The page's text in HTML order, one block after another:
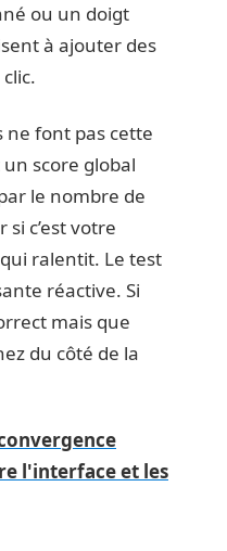
ou un doigt
à ajouter des
ne font pas cette
score global
le nombre de
c’est votre
ralentit. Le test
réactive. Si
mais que
du côté de la
l'interface et les